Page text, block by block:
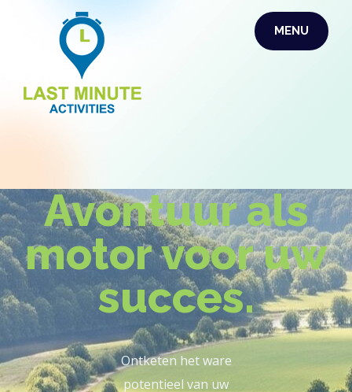
MENU
Avontuur als
motor voor uw
succes.
Ontketen het ware
potentieel van uw